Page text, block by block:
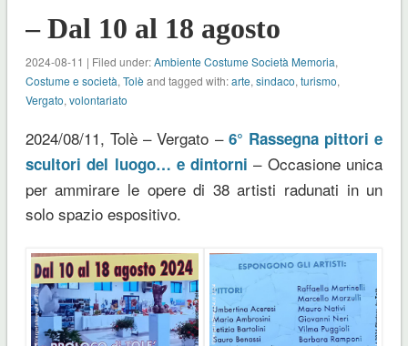
– Dal 10 al 18 agosto
2024-08-11 | Filed under:Ambiente Costume Società Memoria,
Costume e società, Tolè and tagged with:arte, sindaco, turismo,
Vergato, volontariato
2024/08/11, Tolè – Vergato – 6° Rassegna pittori e
scultori del luogo… e dintorni – Occasione unica
per ammirare le opere di 38 artisti radunati in un
solo spazio espositivo.